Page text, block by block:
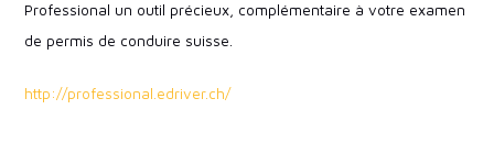
Professional un outil précieux, complémentaire à votre examen
de permis de conduire suisse.
http://professional.edriver.ch/